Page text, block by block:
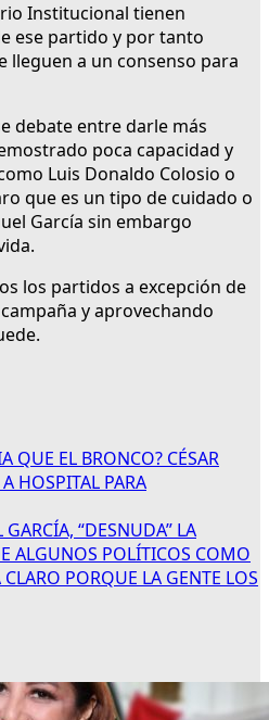
Institucional tienen
ese partido y por tanto
lleguen a un consenso para
debate entre darle más
poca capacidad y
Luis Donaldo Colosio o
que es un tipo de cuidado o
García sin embargo
los partidos a excepción de
y aprovechando
QUE EL BRONCO? CÉSAR
HOSPITAL PARA
“DESNUDA” LA
ALGUNOS POLÍTICOS COMO
PORQUE LA GENTE LOS